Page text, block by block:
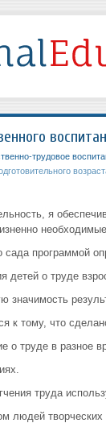
трудовое
я
сада программой
детей о труде
значимость
к тому, что
о труде в разное
труда
людей